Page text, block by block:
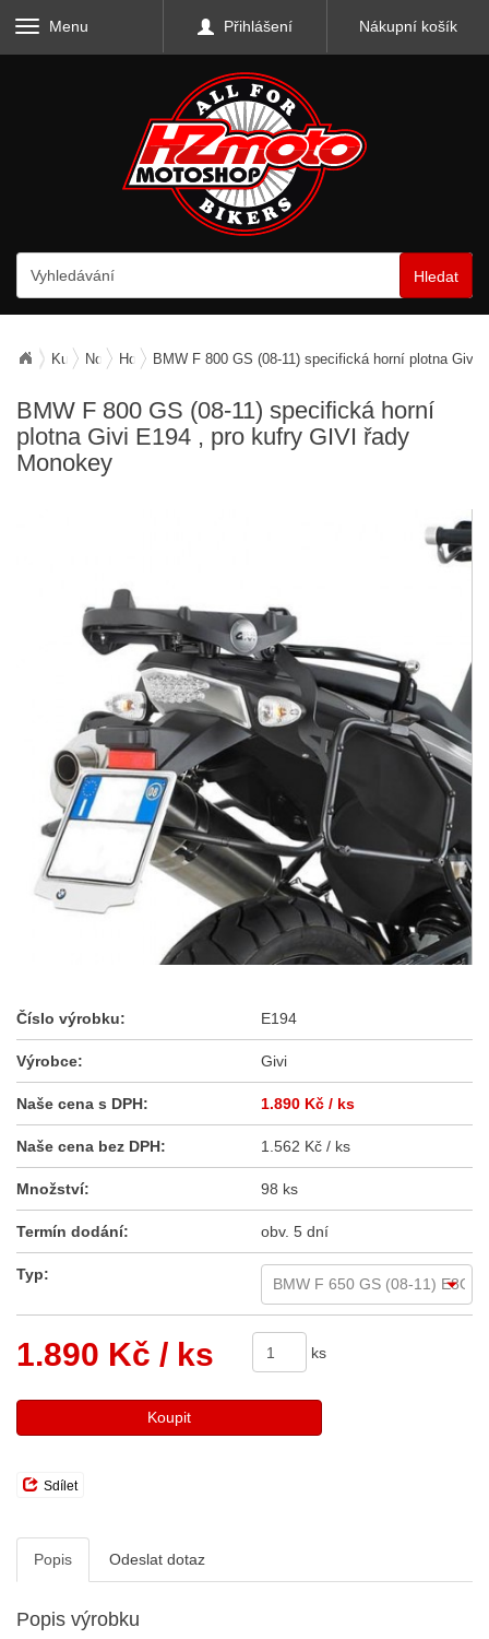
Menu Přihlášení Nákupní košík
Hledat
Kufry, zavazadla, nosiče
Nosiče zavazadel
Horní nosiče
BMW F 800 GS (08-11) specifická horní plotna Givi
BMW F 800 GS (08-11) specifická horní
plotna Givi E194 , pro kufry GIVI řady
Monokey
Číslo výrobku: E194
Výrobce: Givi
Naše cena s DPH: 1.890 Kč / ks
Naše cena bez DPH: 1.562 Kč / ks
Množství: 98 ks
Termín dodání: obv. 5 dní
Typ:
1.890 Kč / ks ks
Koupit
Sdílet
Popis Odeslat dotaz
Popis výrobku